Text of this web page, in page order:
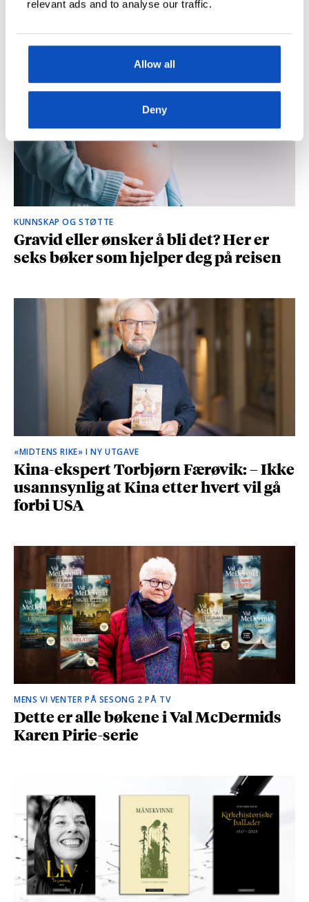
relevant ads and to analyse our traffic.
Allow all
Deny
og spionasje ble helt uinteressant i
KUNNSKAP OG STØTTE
Gravid eller ønsker å bli det? Her er
seks bøker som hjelper deg på reisen
«MIDTENS RIKE» I NY UTGAVE
Kina-ekspert Torbjørn Færøvik: – Ikke
usannsynlig at Kina etter hvert vil gå
forbi USA
MENS VI VENTER PÅ SESONG 2 PÅ TV
Dette er alle bøkene i Val McDermids
Karen Pirie-serie